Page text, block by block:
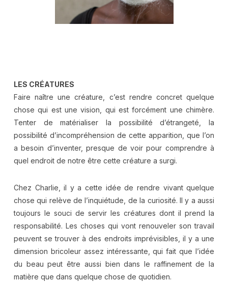
LES CRÉATURES
Faire naître une créature, c’est rendre concret quelque
chose qui est une vision, qui est forcément une chimère.
Tenter de matérialiser la possibilité d’étrangeté, la
possibilité d’incompréhension de cette apparition, que l’on
a besoin d’inventer, presque de voir pour comprendre à
quel endroit de notre être cette créature a surgi.
Chez Charlie, il y a cette idée de rendre vivant quelque
chose qui relève de l’inquiétude, de la curiosité. Il y a aussi
toujours le souci de servir les créatures dont il prend la
responsabilité. Les choses qui vont renouveler son travail
peuvent se trouver à des endroits imprévisibles, il y a une
dimension bricoleur assez intéressante, qui fait que l’idée
du beau peut être aussi bien dans le raffinement de la
matière que dans quelque chose de quotidien.